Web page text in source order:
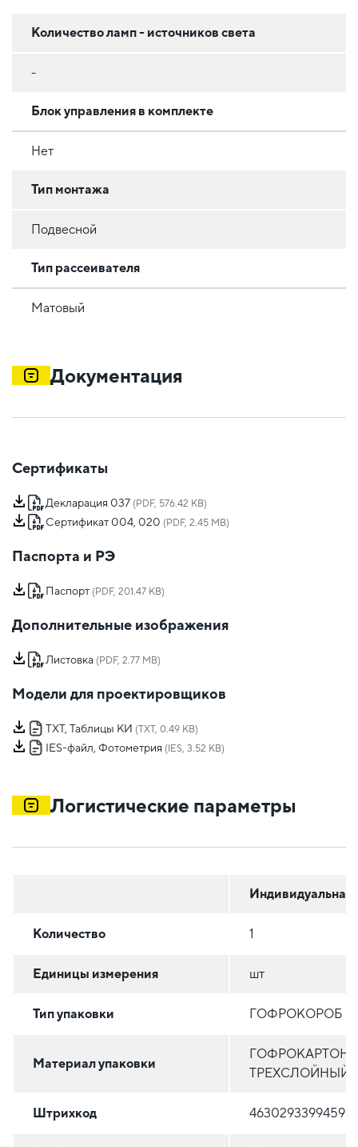
Количество ламп - источников света
-
Блок управления в комплекте
Нет
Тип монтажа
Подвесной
Тип рассеивателя
Матовый
Документация
Сертификаты
Декларация 037 (PDF, 576.42 KB)
Сертификат 004, 020 (PDF, 2.45 MB)
Паспорта и РЭ
Паспорт (PDF, 201.47 KB)
Дополнительные изображения
Листовка (PDF, 2.77 MB)
Модели для проектировщиков
TXT, Таблицы КИ (TXT, 0.49 KB)
IES-файл, Фотометрия (IES, 3.52 KB)
Логистические параметры
Индивидуальная
Количество 1
Единицы измерения шт
Тип упаковки ГОФРОКОРОБ
Материал упаковки
ГОФРОКАРТОН
ТРЕХСЛОЙНЫЙ
Штрихкод 4630293399459